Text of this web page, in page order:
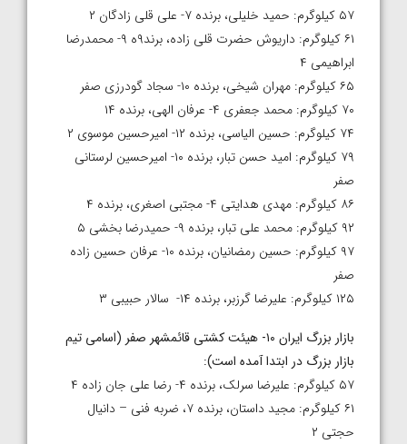
۵۷ کیلوگرم: حمید خلیلی، برنده ۷- علی قلی زادگان ۲
۶۱ کیلوگرم: داریوش حضرت قلی زاده، برند۹ه ۹- محمدرضا
ابراهیمی ۴
۶۵ کیلوگرم: مهران شیخی، برنده ۱۰- سجاد گودرزی صفر
۷۰ کیلوگرم: محمد جعفری ۴- عرفان الهی، برنده ۱۴
۷۴ کیلوگرم: حسین الیاسی، برنده ۱۲- امیرحسین موسوی ۲
۷۹ کیلوگرم: امید حسن تبار، برنده ۱۰- امیرحسین لرستانی
صفر
۸۶ کیلوگرم: مهدی هدایتی ۴- مجتبی اصغری، برنده ۴
۹۲ کیلوگرم: محمد علی تبار، برنده ۹- حمیدرضا بخشی ۵
۹۷ کیلوگرم: حسین رمضانیان، برنده ۱۰- عرفان حسین زاده
صفر
۱۲۵ کیلوگرم: علیرضا گرزبر، برنده ۱۴- سالار حبیبی ۳
بازار بزرگ ایران ۱۰- هیئت کشتی قائمشهر صفر (اسامی تیم
بازار بزرگ در ابتدا آمده است):
۵۷ کیلوگرم: علیرضا سرلک، برنده ۴- رضا علی جان زاده ۴
۶۱ کیلوگرم: مجید داستان، برنده ۷، ضربه فنی – دانیال
حجتی ۲